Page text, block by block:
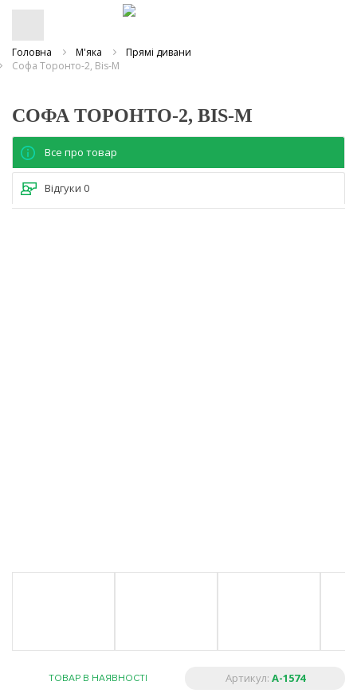
Головна М'яка
Прямі дивани
Софа Торонто-2, Bis-M
СОФА ТОРОНТО-2, BIS-M
Все про товар
Відгуки 0
ТОВАР В НАЯВНОСТІ Артикул: A-1574